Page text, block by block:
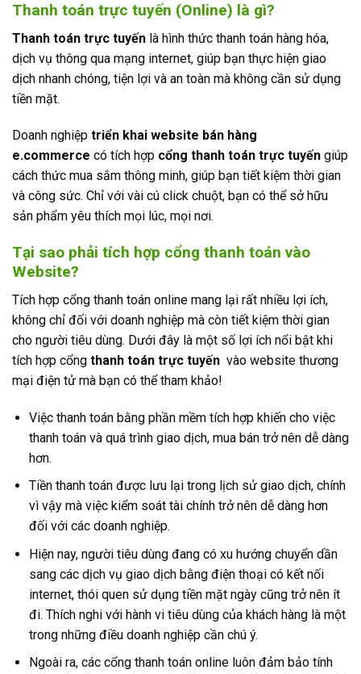
Thanh toán trực tuyến (Online) là gì?
Thanh toán trực tuyến là hình thức thanh toán hàng hóa,
dịch vụ thông qua mạng internet, giúp bạn thực hiện giao
dịch nhanh chóng, tiện lợi và an toàn mà không cần sử dụng
tiền mặt.
Doanh nghiệp triển khai website bán hàng
e.commerce có tích hợp cổng thanh toán trực tuyến giúp
cách thức mua sắm thông minh, giúp bạn tiết kiệm thời gian
và công sức. Chỉ với vài cú click chuột, bạn có thể sở hữu
sản phẩm yêu thích mọi lúc, mọi nơi.
Tại sao phải tích hợp cổng thanh toán vào
Website?
Tích hợp cổng thanh toán online mang lại rất nhiều lợi ích,
không chỉ đối với doanh nghiệp mà còn tiết kiệm thời gian
cho người tiêu dùng. Dưới đây là một số lợi ích nổi bật khi
tích hợp cổng thanh toán trực tuyến vào website thương
mại điện tử mà bạn có thể tham khảo!
Việc thanh toán bằng phần mềm tích hợp khiến cho việc
thanh toán và quá trình giao dịch, mua bán trở nên dễ dàng
hơn.
Tiền thanh toán được lưu lại trong lịch sử giao dịch, chính
vì vậy mà việc kiểm soát tài chính trở nên dễ dàng hơn
đối với các doanh nghiệp.
Hiện nay, người tiêu dùng đang có xu hướng chuyển dần
sang các dịch vụ giao dịch bằng điện thoại có kết nối
internet, thói quen sử dụng tiền mặt ngày cũng trở nên ít
đi. Thích nghi với hành vi tiêu dùng của khách hàng là một
trong những điều doanh nghiệp cần chú ý.
Ngoài ra, các cổng thanh toán online luôn đảm bảo tính